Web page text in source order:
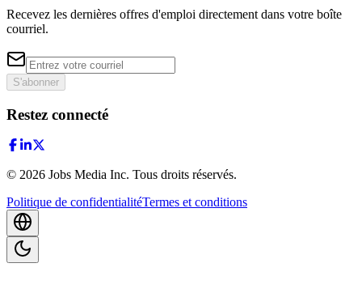
Recevez les dernières offres d'emploi directement dans votre boîte
courriel.
S'abonner
Restez connecté
© 2026 Jobs Media Inc. Tous droits réservés.
Politique de confidentialitéTermes et conditions